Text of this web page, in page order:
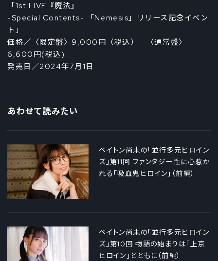
「1st LIVE『魔法』
-Special Contents- 「Nemesis」リリース記念イベン
ト」
価格／〈限定盤〉9,000円（税込） 〈通常盤〉
6,600円(税込)
発売日／2024年7月1日
あわせて読みたい
ペイトン尚未の「並行多元ヒロイン
ズ」第11回 ファンタジー性に心惹か
れる「吸血鬼ヒロイン」（前編）
ペイトン尚未の「並行多元ヒロイン
ズ」第10回 物語の始まりは「上京
ヒロイン」とともに（前編）